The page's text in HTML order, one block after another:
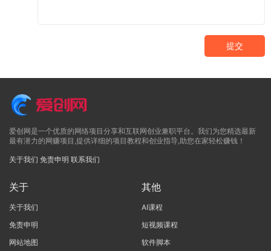
提交
爱创网是一个优质的网络项目分享和互联网创业兼职平台。我们为您精选最新
最有潜力的网赚项目,提供详细的项目教程和创业指导,助您在家轻松赚钱！
关于我们 免责申明 联系我们
关于
关于我们
免责申明
网站地图
其他
AI课程
短视频课程
软件脚本